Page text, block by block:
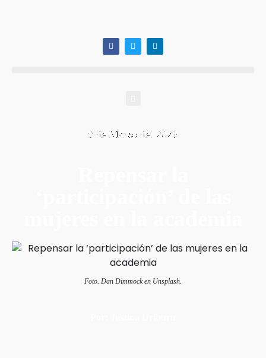
8 de Marzo del 2023
Foto. Dan Dimmock en Unsplash.